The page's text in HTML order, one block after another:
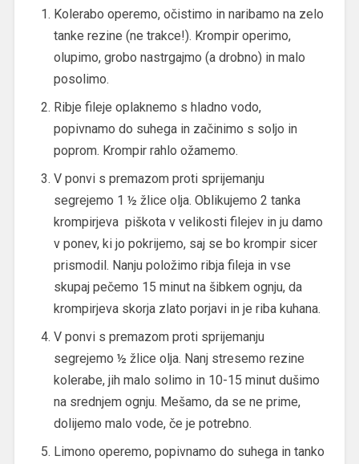
Kolerabo operemo, očistimo in naribamo na zelo
tanke rezine (ne trakce!). Krompir operimo,
olupimo, grobo nastrgajmo (a drobno) in malo
posolimo.
Ribje fileje oplaknemo s hladno vodo,
popivnamo do suhega in začinimo s soljo in
poprom. Krompir rahlo ožamemo.
V ponvi s premazom proti sprijemanju
segrejemo 1 ½ žlice olja. Oblikujemo 2 tanka
krompirjeva piškota v velikosti filejev in ju damo
v ponev, ki jo pokrijemo, saj se bo krompir sicer
prismodil. Nanju položimo ribja fileja in vse
skupaj pečemo 15 minut na šibkem ognju, da
krompirjeva skorja zlato porjavi in je riba kuhana.
V ponvi s premazom proti sprijemanju
segrejemo ½ žlice olja. Nanj stresemo rezine
kolerabe, jih malo solimo in 10-15 minut dušimo
na srednjem ognju. Mešamo, da se ne prime,
dolijemo malo vode, če je potrebno.
Limono operemo, popivnamo do suhega in tanko